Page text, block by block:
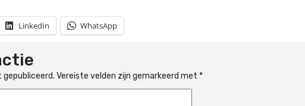
LinkedIn WhatsApp
Vereiste velden zijn gemarkeerd met *